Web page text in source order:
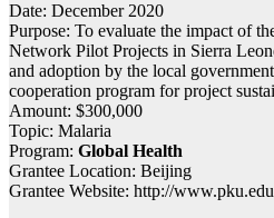
Date: December 2020
Purpose: To evaluate the impact of
Network Pilot Projects in Sierra
and adoption by the local
cooperation program for project
Amount: $300,000
Topic: Malaria
Program: Global Health
Grantee Location: Beijing
Grantee Website: http://